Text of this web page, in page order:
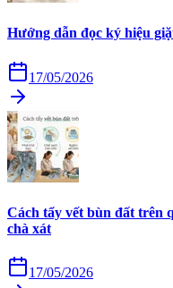
Hướng dẫn đọc ký hiệu
17/05/2026
Cách tẩy vết bùn đất trên
chà xát
17/05/2026